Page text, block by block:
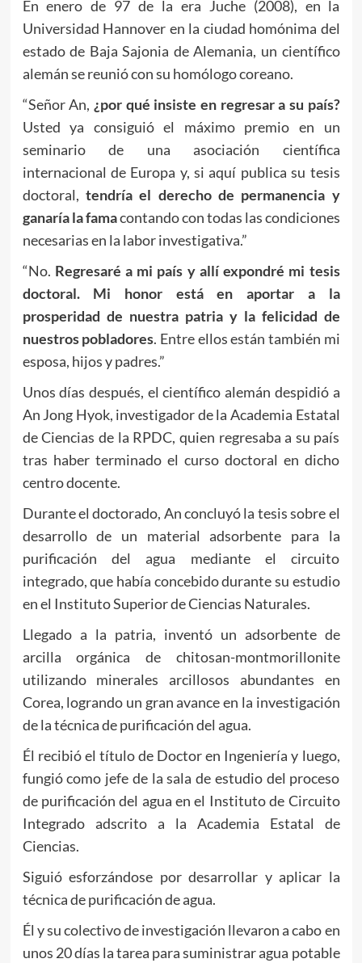
En enero de 97 de la era Juche (2008), en la
Universidad Hannover en la ciudad homónima del
estado de Baja Sajonia de Alemania, un científico
alemán se reunió con su homólogo coreano.
“Señor An, ¿por qué insiste en regresar a su país?
Usted ya consiguió el máximo premio en un
seminario de una asociación científica
internacional de Europa y, si aquí publica su tesis
doctoral, tendría el derecho de permanencia y
ganaría la famacontando con todas las condiciones
necesarias en la labor investigativa.”
“No. Regresaré a mi país y allí expondré mi tesis
doctoral. Mi honor está en aportar a la
prosperidad de nuestra patria y la felicidad de
nuestros pobladores. Entre ellos están también mi
esposa, hijos y padres.”
Unos días después, el científico alemán despidió a
An Jong Hyok, investigador de la Academia Estatal
de Ciencias de la RPDC, quien regresaba a su país
tras haber terminado el curso doctoral en dicho
centro docente.
Durante el doctorado, An concluyó la tesis sobre el
desarrollo de un material adsorbente para la
purificación del agua mediante el circuito
integrado, que había concebido durante su estudio
en el Instituto Superior de Ciencias Naturales.
Llegado a la patria, inventó un adsorbente de
arcilla orgánica de chitosan-montmorillonite
utilizando minerales arcillosos abundantes en
Corea, logrando un gran avance en la investigación
de la técnica de purificación del agua.
Él recibió el título de Doctor en Ingeniería y luego,
fungió como jefe de la sala de estudio del proceso
de purificación del agua en el Instituto de Circuito
Integrado adscrito a la Academia Estatal de
Ciencias.
Siguió esforzándose por desarrollar y aplicar la
técnica de purificación de agua.
Él y su colectivo de investigación llevaron a cabo en
unos 20 días la tarea para suministrar agua potable